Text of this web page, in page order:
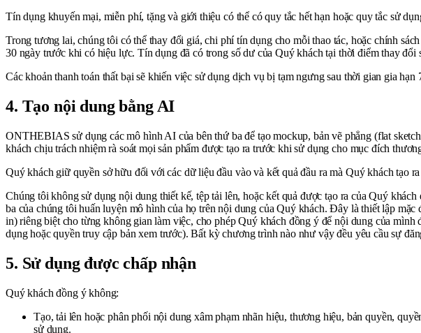
Tín dụng khuyến mại, miễn phí, tặng và giới thiệu có thể có quy tắc hết hạn hoặc quy tắc sử
Trong tương lai, chúng tôi có thể thay đổi giá, chi phí tín dụng cho mỗi thao tác, hoặc chính
30 ngày trước khi có hiệu lực. Tín dụng đã có trong số dư của Quý khách tại thời điểm thay
Các khoản thanh toán thất bại sẽ khiến việc sử dụng dịch vụ bị tạm ngưng sau thời gian gia
4. Tạo nội dung bằng AI
ONTHEBIAS sử dụng các mô hình AI của bên thứ ba để tạo mockup, bản vẽ phẳng (flat
khách chịu trách nhiệm rà soát mọi sản phẩm được tạo ra trước khi sử dụng cho mục đích
Quý khách giữ quyền sở hữu đối với các dữ liệu đầu vào và kết quả đầu ra mà Quý khách
Chúng tôi không sử dụng nội dung thiết kế, tệp tải lên, hoặc kết quả được tạo ra của Quý
ba của chúng tôi huấn luyện mô hình của họ trên nội dung của Quý khách. Đây là thiết lập
in) riêng biệt cho từng không gian làm việc, cho phép Quý khách đồng ý để nội dung của
dụng hoặc quyền truy cập bản xem trước). Bất kỳ chương trình nào như vậy đều yêu cầu sự
5. Sử dụng được chấp nhận
Quý khách đồng ý không:
Tạo, tải lên hoặc phân phối nội dung xâm phạm nhãn hiệu, thương hiệu, bản quyền,
sử dụng.